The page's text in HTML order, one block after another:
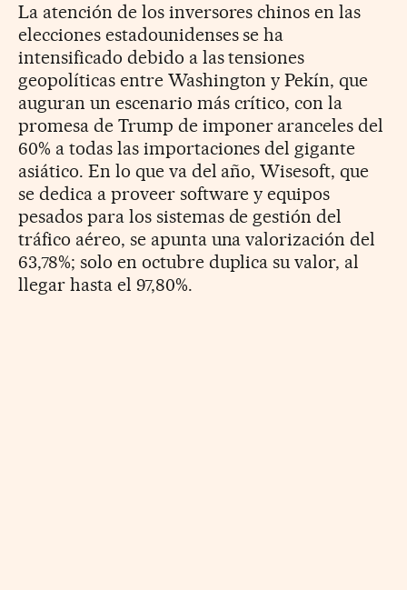
La atención de los inversores chinos en las
elecciones estadounidenses se ha
intensificado debido a las tensiones
geopolíticas entre Washington y Pekín, que
auguran un escenario más crítico, con la
promesa de Trump de imponer aranceles del
60% a todas las importaciones del gigante
asiático. En lo que va del año, Wisesoft, que
se dedica a proveer software y equipos
pesados para los sistemas de gestión del
tráfico aéreo, se apunta una valorización del
63,78%; solo en octubre duplica su valor, al
llegar hasta el 97,80%.